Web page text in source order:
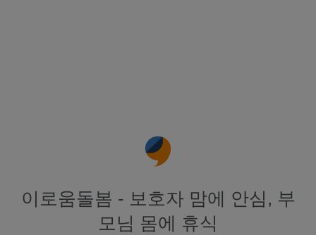
이로움돌봄 - 보호자 맘에 안심, 부
모님 몸에 휴식